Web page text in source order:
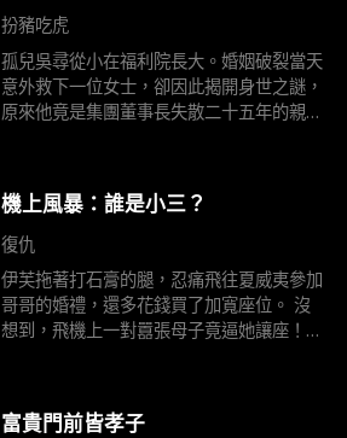
扮豬吃虎
孤兒吳尋從小在福利院長大。婚姻破裂當天
意外救下一位女士，卻因此揭開身世之謎，
原來他竟是集團董事長失散二十五年的親生
堅韌不拔的品格，逐步贏得公司上下認可，
最終成長為獨當一面的接班人。在這
機上風暴：誰是小三？
復仇
伊芙拖著打石膏的腿，忍痛飛往夏威夷參加
哥哥的婚禮，還多花錢買了加寬座位。 沒
想到，飛機上一對囂張母子竟逼她讓座！亂
是，潑婦的妹妹克拉拉趕來助陣，一見伊芙
就甩巴掌——「妳這賤人，竟敢勾
富貴門前皆孝子